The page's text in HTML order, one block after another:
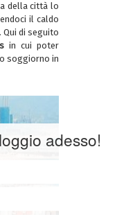
della città lo
il caldo
Qui di seguito
in cui poter
soggiorno in
adesso!